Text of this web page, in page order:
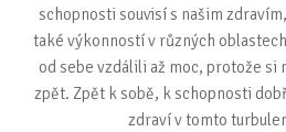
schopnosti souvisí s našim
také výkonností v různých
od sebe vzdálili až moc, protože si
zpět. Zpět k sobě, k schopnosti
zdraví v tomto